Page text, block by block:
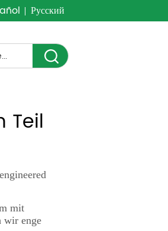
Русский
Teil